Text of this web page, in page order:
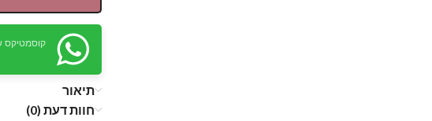
קוסמטיקס
תיאור
חוות דעת (0)